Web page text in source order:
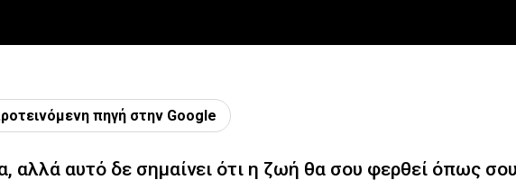
πηγή στην Google
αλλά αυτό δε σημαίνει ότι η ζωή θα σου φερθεί όπως